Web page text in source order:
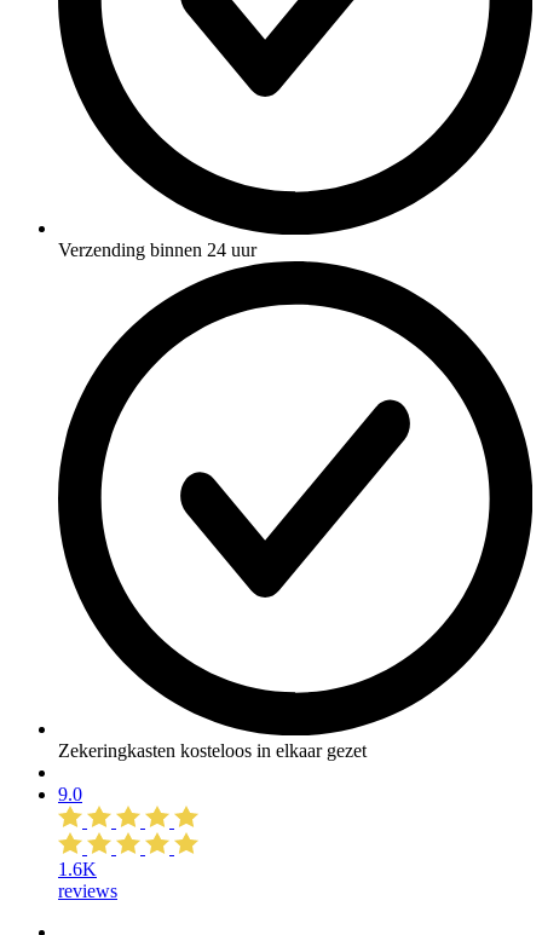
Verzending binnen 24 uur
Zekeringkasten kosteloos in elkaar gezet
9.0
1.6K
reviews